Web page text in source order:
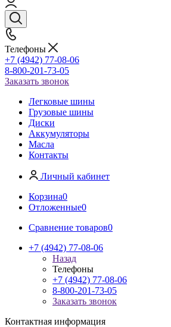
Телефоны
+7 (4942) 77-08-06
8-800-201-73-05
Заказать звонок
Легковые шины
Грузовые шины
Диски
Аккумуляторы
Масла
Контакты
Личный кабинет
Корзина0
Отложенные0
Сравнение товаров0
+7 (4942) 77-08-06
Назад
Телефоны
+7 (4942) 77-08-06
8-800-201-73-05
Заказать звонок
Контактная информация